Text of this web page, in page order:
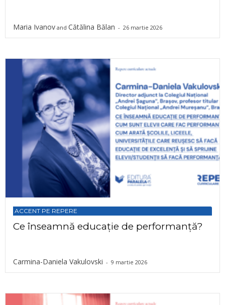
Maria Ivanov and Cătălina Bălan - 26 martie 2026
ACCENT PE REPERE
Ce înseamnă educație de performanță?
Carmina-Daniela Vakulovski - 9 martie 2026